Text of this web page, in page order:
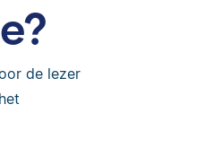
de lezer